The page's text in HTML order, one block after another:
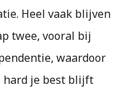
Heel vaak blijven
twee, vooral bij
waardoor
hard je best blijft